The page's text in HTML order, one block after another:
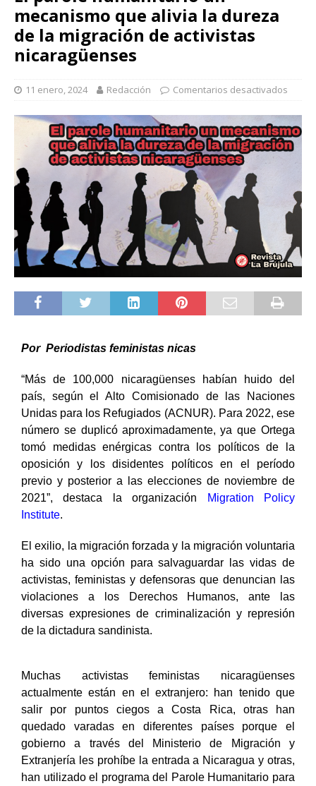
mecanismo que alivia la dureza
de la migración de activistas
nicaragüenses
11 enero, 2024 Redacción Comentarios desactivados
Por Periodistas feministas nicas
“Más de 100,000 nicaragüenses habían huido del
país, según el Alto Comisionado de las Naciones
Unidas para los Refugiados (ACNUR). Para 2022, ese
número se duplicó aproximadamente, ya que Ortega
tomó medidas enérgicas contra los políticos de la
oposición y los disidentes políticos en el período
previo y posterior a las elecciones de noviembre de
2021”, destaca la organización
Migration Policy
Institute.
El exilio, la migración forzada y la migración voluntaria
ha sido una opción para salvaguardar las vidas de
activistas, feministas y defensoras que denuncian las
violaciones a los Derechos Humanos, ante las
diversas expresiones de criminalización y represión
de la dictadura sandinista.
Muchas activistas feministas nicaragüenses
actualmente están en el extranjero: han tenido que
salir por puntos ciegos a Costa Rica, otras han
quedado varadas en diferentes países porque el
gobierno a través del Ministerio de Migración y
Extranjería les prohíbe la entrada a Nicaragua y otras,
han utilizado el programa del Parole Humanitario para